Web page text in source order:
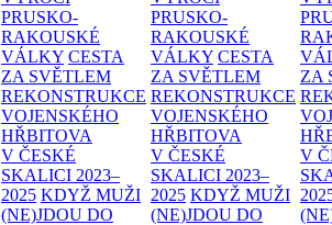
PRUSKO-
RAKOUSKÉ
VÁLKY CESTA
ZA SVĚTLEM
REKONSTRUKCE
VOJENSKÉHO
HŘBITOVA
V ČESKÉ
SKALICI 2023–
2025 KDYŽ MUŽI
(NE)JDOU DO
PRUSKO-
RAKOUSKÉ
VÁLKY CESTA
ZA SVĚTLEM
REKONSTRUKCE
VOJENSKÉHO
HŘBITOVA
V ČESKÉ
SKALICI 2023–
2025 KDYŽ MUŽI
(NE)JDOU DO
ZA
V